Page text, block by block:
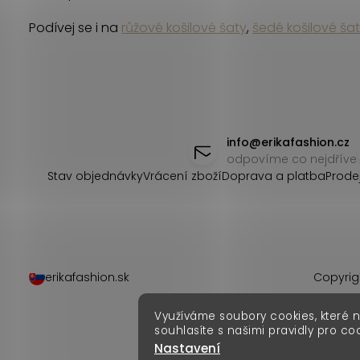
Využíváme soubory cookies, které
souhlasíte s našimi pravidly pro
Nastavení
a
v
Podívej se i na růžové košilové šaty, šedé košilové
info@erikafashion.cz
odpovíme co nejdříve
Stav objednávkyVrácení zbožíDoprava a platba
erikafashion.sk